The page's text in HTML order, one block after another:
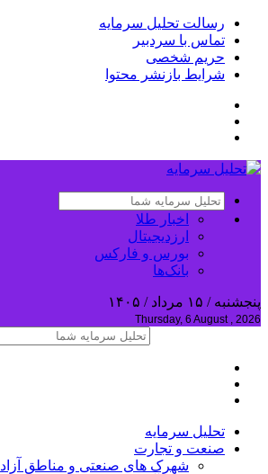
رسالت تحلیل سرمایه
تماس با سردبیر
حریم شخصی
شرایط بازنشر محتوا
اخبار طلا
ارزدیجیتال
بورس و فارکس
بانک‌ها
پنجشنبه / ۱۵ مرداد / ۱۴۰۵
Thursday, 6 August , 2026
تحلیل‌ سرمایه
صنعت و تجارت
شهرک های صنعتی و مناطق آزاد